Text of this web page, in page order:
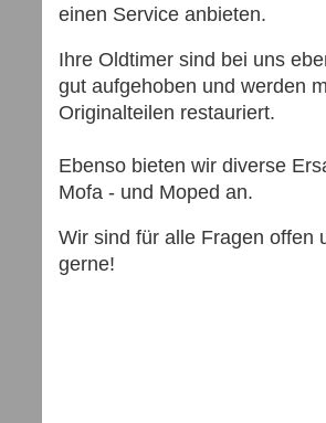
einen Service anbieten.
Ihre Oldtimer sind bei uns
gut aufgehoben und werden
Originalteilen restauriert.
Ebenso bieten wir diverse
Mofa - und Moped an.
Wir sind für alle Fragen offen
gerne!